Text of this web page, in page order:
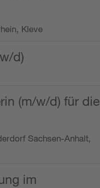
Kleve
d)
(m/w/d) für die
Sachsen-Anhalt,
im